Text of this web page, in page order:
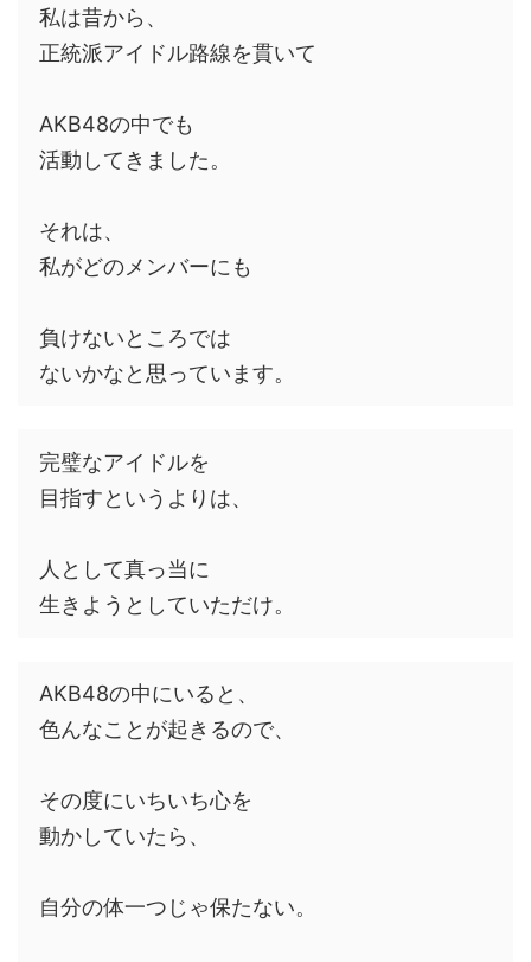
私は昔から、
正統派アイドル路線を貫いて
AKB48の中でも
活動してきました。
それは、
私がどのメンバーにも
負けないところでは
ないかなと思っています。
完璧なアイドルを
目指すというよりは、
人として真っ当に
生きようとしていただけ。
AKB48の中にいると、
色んなことが起きるので、
その度にいちいち心を
動かしていたら、
自分の体一つじゃ保たない。